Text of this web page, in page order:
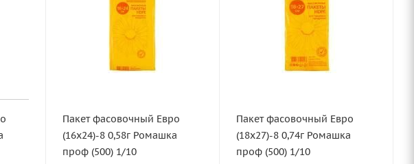
Пакет фасовочный Евро
(16х24)-8 0,58г Ромашка
проф (500) 1/10
Пакет фасовочный Евро
(18х27)-8 0,74г Ромашка
проф (500) 1/10